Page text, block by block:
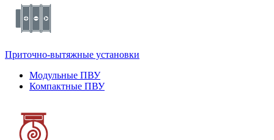
Приточно-вытяжные установки
Модульные ПВУ
Компактные ПВУ